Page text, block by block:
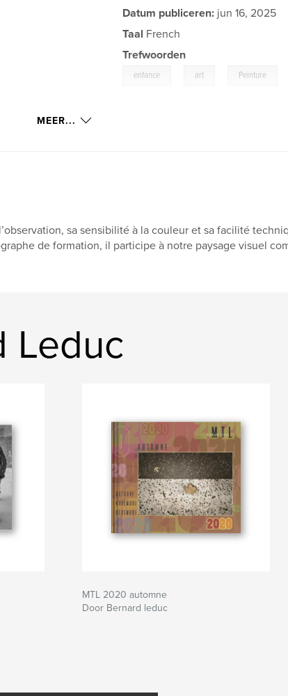
Datum publiceren: jun 16, 2025
Taal French
Trefwoorden
enfance art Peinture
MEER...
sa sensibilité à la couleur et sa facilité
de formation, il participe à notre paysage visuel
Leduc
MTL 2020 automne
Door Bernard leduc